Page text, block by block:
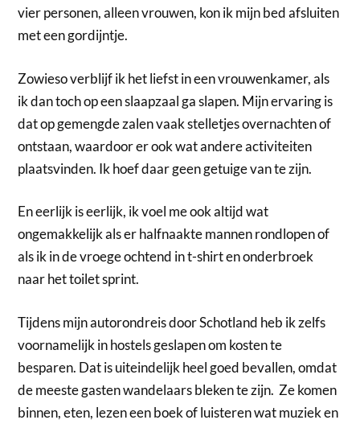
vier personen, alleen vrouwen, kon ik mijn bed afsluiten
met een gordijntje.
Zowieso verblijf ik het liefst in een vrouwenkamer, als
ik dan toch op een slaapzaal ga slapen. Mijn ervaring is
dat op gemengde zalen vaak stelletjes overnachten of
ontstaan, waardoor er ook wat andere activiteiten
plaatsvinden. Ik hoef daar geen getuige van te zijn.
En eerlijk is eerlijk, ik voel me ook altijd wat
ongemakkelijk als er halfnaakte mannen rondlopen of
als ik in de vroege ochtend in t-shirt en onderbroek
naar het toilet sprint.
Tijdens mijn autorondreis door Schotland heb ik zelfs
voornamelijk in hostels geslapen om kosten te
besparen. Dat is uiteindelijk heel goed bevallen, omdat
de meeste gasten wandelaars bleken te zijn. Ze komen
binnen, eten, lezen een boek of luisteren wat muziek en